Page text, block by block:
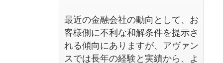
最近の金融会社の動向として、お
客様側に不利な和解条件を提示さ
れる傾向にありますが、アヴァン
スでは長年の経験と実績から、よ